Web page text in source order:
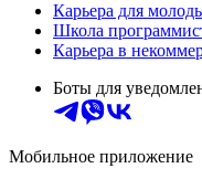
Карьера для
Школа
Карьера в
Боты для
Мобильное приложение